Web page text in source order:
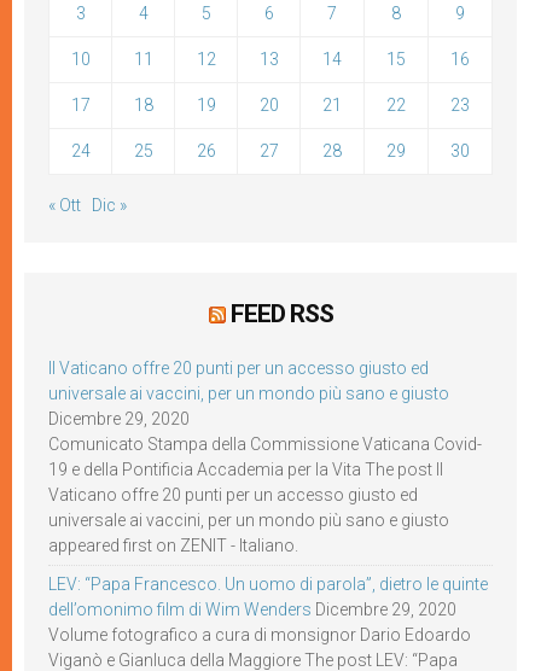
3 4 5 6 7 8 9
10 11 12 13 14 15 16
17 18 19 20 21 22 23
24 25 26 27 28 29 30
« Ott Dic »
FEED RSS
Il Vaticano offre 20 punti per un accesso giusto ed
universale ai vaccini, per un mondo più sano e giusto
Dicembre 29, 2020
Comunicato Stampa della Commissione Vaticana Covid-
19 e della Pontificia Accademia per la Vita The post Il
Vaticano offre 20 punti per un accesso giusto ed
universale ai vaccini, per un mondo più sano e giusto
appeared first on ZENIT - Italiano.
LEV: “Papa Francesco. Un uomo di parola”, dietro le quinte
dell’omonimo film di Wim Wenders Dicembre 29, 2020
Volume fotografico a cura di monsignor Dario Edoardo
Viganò e Gianluca della Maggiore The post LEV: “Papa